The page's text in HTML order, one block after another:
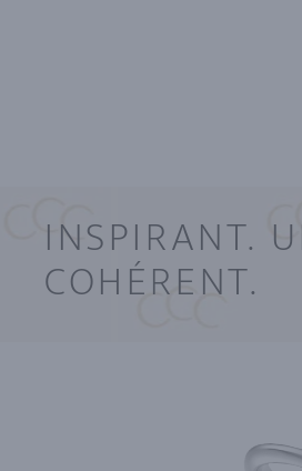
INSPIRANT.
COHÉRENT.